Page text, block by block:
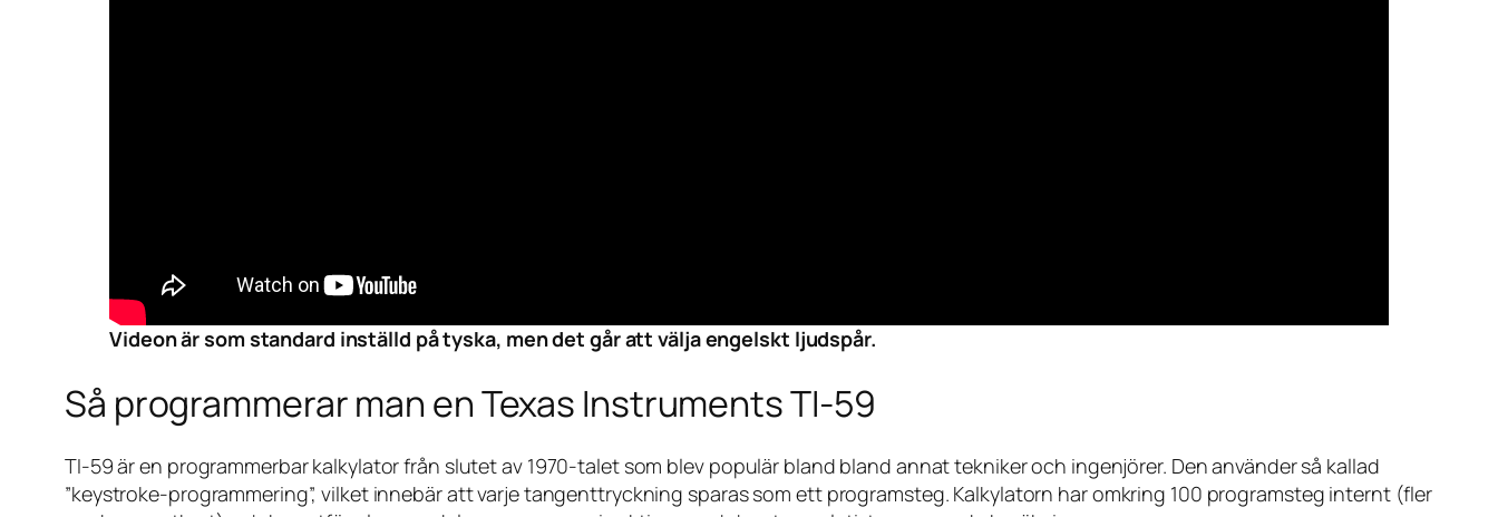
Videon är som standard inställd på tyska, men det går att välja engelskt ljudspår.
Så programmerar man en Texas Instruments TI-59
TI-59 är en programmerbar kalkylator från slutet av 1970-talet som blev populär bland bland annat tekniker och ingenjörer. Den använder så kallad
”keystroke-programmering”, vilket innebär att varje tangenttryckning sparas som ett programsteg. Kalkylatorn har omkring 100 programsteg internt (fler